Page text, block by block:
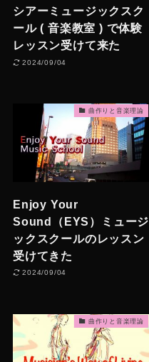
シアーミュージックスク
ール ( 音楽教室 ) で体験
レッスン受けて来た
2024/09/04
曲作りと音楽理論
Enjoy Your
Sound（EYS）ミュージ
ックスクールのレッスン
受けてきた
2024/09/04
曲作りと音楽理論